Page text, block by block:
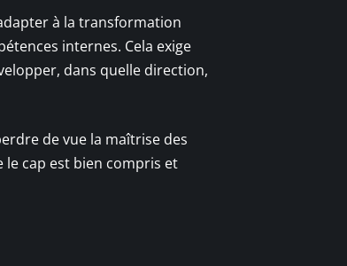
à la transformation
internes. Cela exige
dans quelle direction,
de vue la maîtrise des
le cap est bien compris et